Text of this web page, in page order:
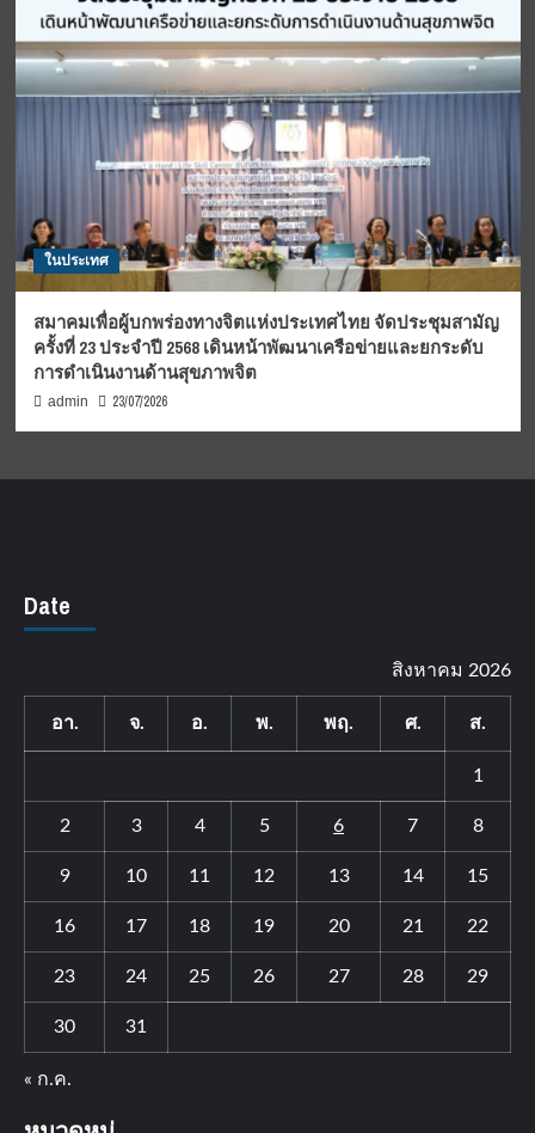
ในประเทศ
สมาคมเพื่อผู้บกพร่องทางจิตแห่งประเทศไทย จัดประชุมสามัญ
ครั้งที่ 23 ประจำปี 2568 เดินหน้าพัฒนาเครือข่ายและยกระดับ
การดำเนินงานด้านสุขภาพจิต
admin 23/07/2026
Date
สิงหาคม 2026
อา. จ. อ. พ. พฤ. ศ. ส.
1
2 3 4 5 6 7 8
9 10 11 12 13 14 15
16 17 18 19 20 21 22
23 24 25 26 27 28 29
30 31
« ก.ค.